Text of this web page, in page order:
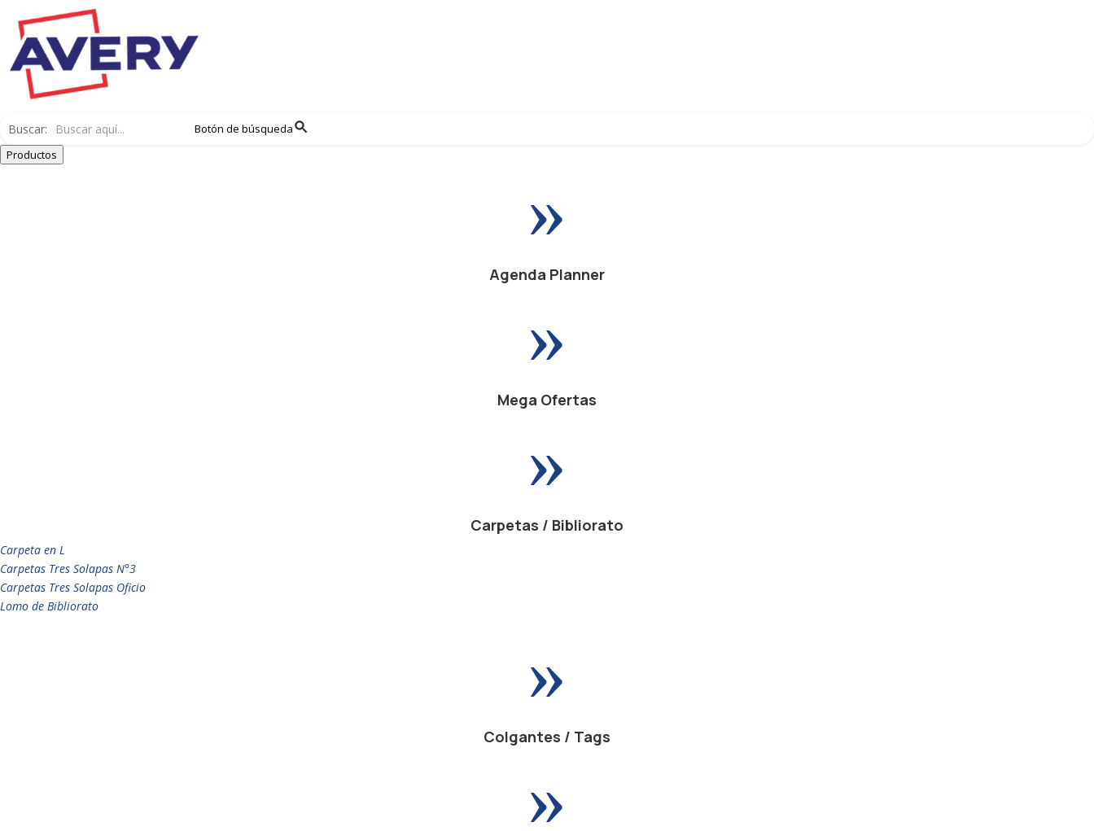
Buscar:
Botón de búsqueda
Productos
»
Agenda Planner
»
Mega Ofertas
»
Carpetas / Bibliorato
Carpeta en L
Carpetas Tres Solapas N°3
Carpetas Tres Solapas Oficio
Lomo de Bibliorato
»
Colgantes / Tags
»